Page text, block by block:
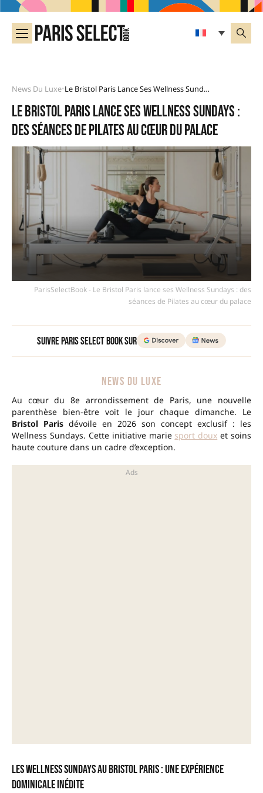
News Du Luxe• Le Bristol Paris Lance Ses Wellness Sundays : Des Séances De Pilates Au Cœur Du Palace
Le Bristol Paris lance ses Wellness Sundays :
des séances de Pilates au cœur du palace
ParisSelectBook - Le Bristol Paris lance ses Wellness Sundays : des
séances de Pilates au cœur du palace
Suivre Paris Select Book sur
NEWS DU LUXE
Au cœur du 8e arrondissement de Paris, une nouvelle
parenthèse bien-être voit le jour chaque dimanche. Le
Bristol Paris dévoile en 2026 son concept exclusif : les
Wellness Sundays. Cette initiative marie sport doux et soins
haute couture dans un cadre d’exception.
Les Wellness Sundays au Bristol Paris : une expérience
dominicale inédite